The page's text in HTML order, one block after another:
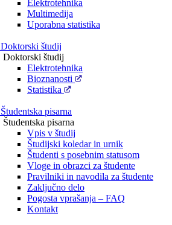
Elektrotehnika
Multimedija
Uporabna statistika
Doktorski študij
Doktorski študij
Elektrotehnika
Bioznanosti
Statistika
Študentska pisarna
Študentska pisarna
Vpis v študij
Študijski koledar in urnik
Študenti s posebnim statusom
Vloge in obrazci za študente
Pravilniki in navodila za študente
Zaključno delo
Pogosta vprašanja – FAQ
Kontakt